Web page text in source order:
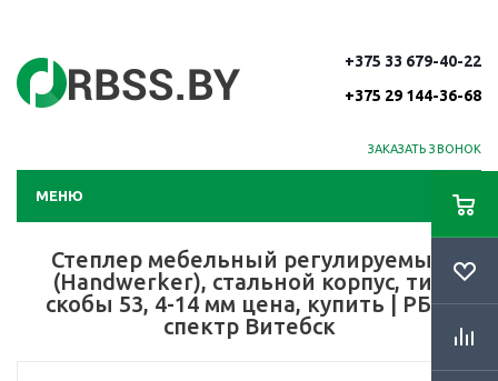
+375 33 679-40-22
+375 29 144-36-68
ЗАКАЗАТЬ ЗВОНОК
МЕНЮ
Степлер мебельный регулируемый
(Handwerker), стальной корпус, тип
скобы 53, 4-14 мм цена, купить | РБС-
спектр Витебск